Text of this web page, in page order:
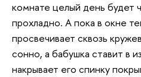
комнате целый день будет
прохладно. А пока в окне
просвечивает сквозь
сонно, а бабушка ставит в
накрывает его спинку